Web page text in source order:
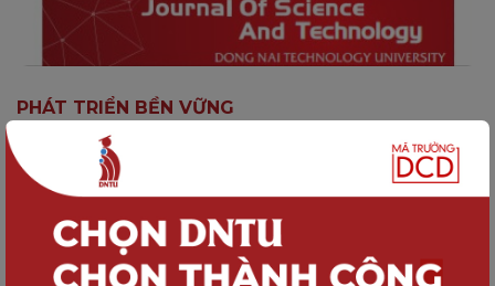
PHÁT TRIỂN BỀN VỮNG
Tạp chí Khoa học và Công nghệ Đại
học Công nghệ Đồng Nai, Số 02-2024